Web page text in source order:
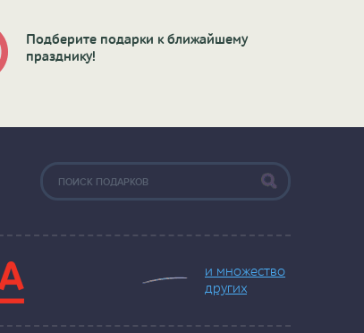
Подберите подарки к ближайшему
празднику!
и множество
других